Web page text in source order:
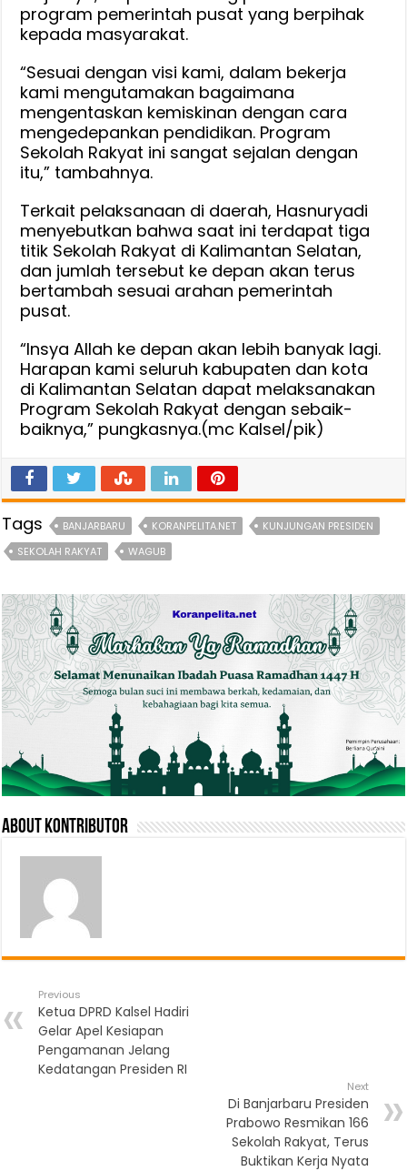
program pemerintah pusat yang berpihak
kepada masyarakat.
“Sesuai dengan visi kami, dalam bekerja
kami mengutamakan bagaimana
mengentaskan kemiskinan dengan cara
mengedepankan pendidikan. Program
Sekolah Rakyat ini sangat sejalan dengan
itu,” tambahnya.
Terkait pelaksanaan di daerah, Hasnuryadi
menyebutkan bahwa saat ini terdapat tiga
titik Sekolah Rakyat di Kalimantan Selatan,
dan jumlah tersebut ke depan akan terus
bertambah sesuai arahan pemerintah
pusat.
“Insya Allah ke depan akan lebih banyak lagi.
Harapan kami seluruh kabupaten dan kota
di Kalimantan Selatan dapat melaksanakan
Program Sekolah Rakyat dengan sebaik-
baiknya,” pungkasnya.(mc Kalsel/pik)
Tags BANJARBARU KORANPELITA.NET
KUNJUNGAN PRESIDEN
SEKOLAH RAKYAT
WAGUB
About Kontributor
Previous
Ketua DPRD Kalsel Hadiri
Gelar Apel Kesiapan
Pengamanan Jelang
Kedatangan Presiden RI
Next
Di Banjarbaru Presiden
Prabowo Resmikan 166
Sekolah Rakyat, Terus
Buktikan Kerja Nyata